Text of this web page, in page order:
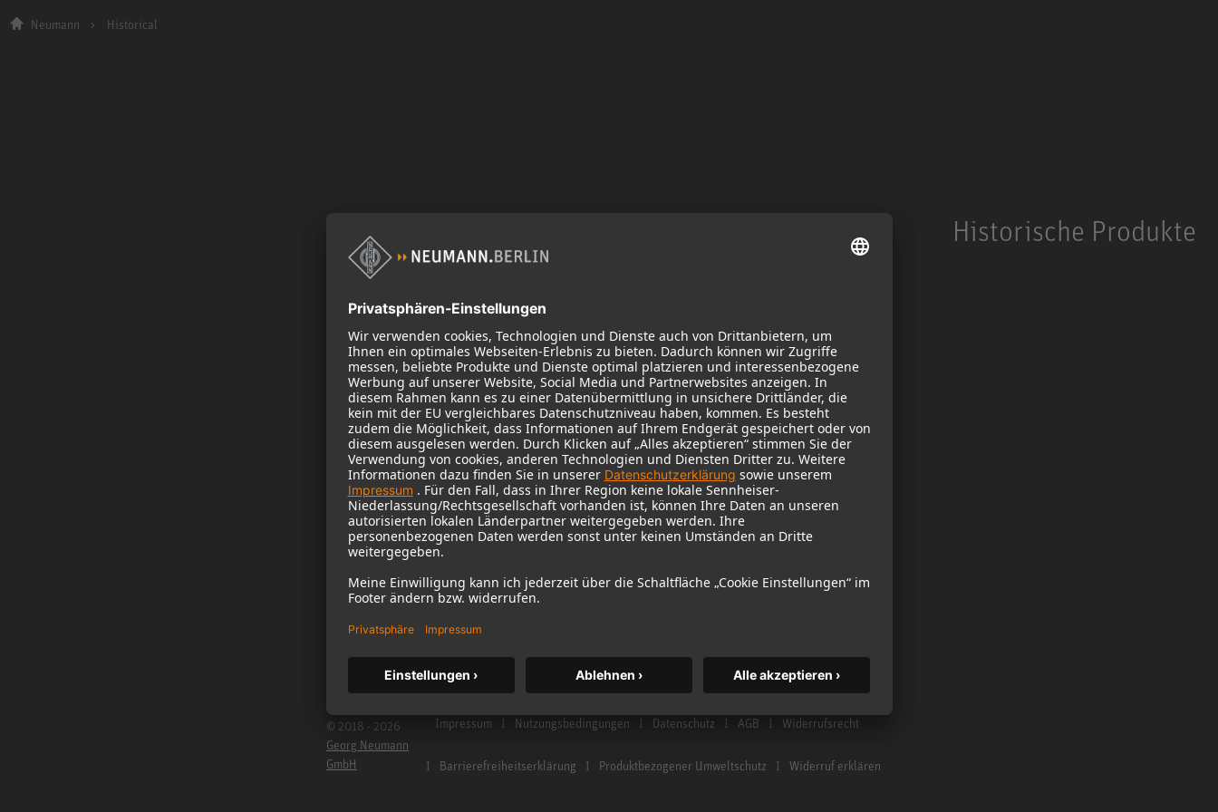
Neumann Historical
Historische Produkte
Firma
Über uns
NEWS
Neumann im Home Studio
Newsletter Registrierung
Jobs
Cookie Settings
Service
Downloads
Garantie
Service & Reparatur
Händler & Service Points
Glossar Mikrofone
Glossar Studiomonitore
Kontakt
Mikrofone
Mikrofonzubehör
Studiomonitore
Studiomonitore Zubehör
Kopfhörer
Historische Mikrofone
Audio Interface
© 2018 - 2026
Georg Neumann
GmbH
Impressum Nutzungsbedingungen Datenschutz AGB Widerrufsrecht
Barrierefreiheitserklärung Produktbezogener Umweltschutz Widerruf erklären